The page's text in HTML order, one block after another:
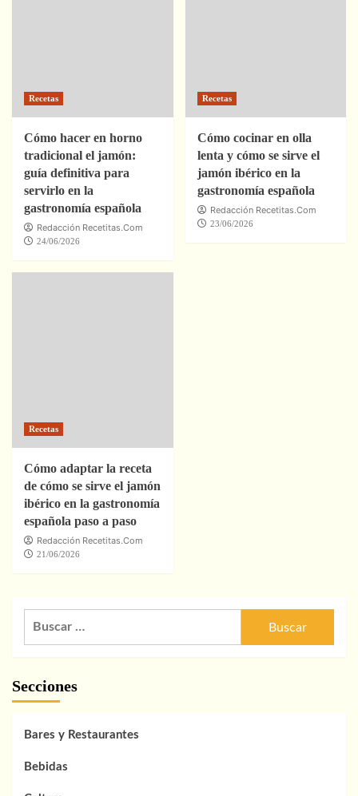
Recetas
Cómo hacer en horno
tradicional el jamón:
guía definitiva para
servirlo en la
gastronomía española
Redacción Recetitas.Com
24/06/2026
Recetas
Cómo cocinar en olla
lenta y cómo se sirve el
jamón ibérico en la
gastronomía española
Redacción Recetitas.Com
23/06/2026
Recetas
Cómo adaptar la receta
de cómo se sirve el jamón
ibérico en la gastronomía
española paso a paso
Redacción Recetitas.Com
21/06/2026
Secciones
Bares y Restaurantes
Bebidas